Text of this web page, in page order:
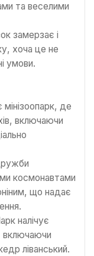
та веселими
замерзає і
хоча це не
умови.
мінізоопарк, де
включаючи
космонавтами
що надає
налічує
включаючи
ліванський.